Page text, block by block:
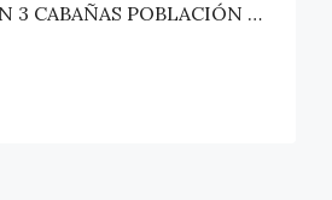
PROPIEDAD CON 3 CABAÑAS POBLACIÓN ROSS – PICHILEMU